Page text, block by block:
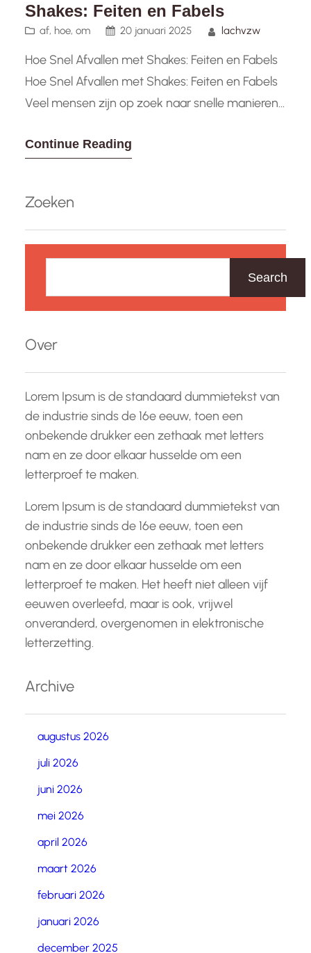
Shakes: Feiten en Fabels
af, hoe, om 20 januari 2025 lachvzw
Hoe Snel Afvallen met Shakes: Feiten en Fabels
Hoe Snel Afvallen met Shakes: Feiten en Fabels
Veel mensen zijn op zoek naar snelle manieren
die vaak wordt overwogen zijn afvalshakes.
maar hoe effectief…
Continue Reading
Zoeken
k
n
Search
Over
Lorem Ipsum is de standaard dummietekst van
de industrie sinds de 16e eeuw, toen een
onbekende drukker een zethaak met letters
nam en ze door elkaar husselde om een
letterproef te maken.
Lorem Ipsum is de standaard dummietekst van
de industrie sinds de 16e eeuw, toen een
onbekende drukker een zethaak met letters
nam en ze door elkaar husselde om een
letterproef te maken. Het heeft niet alleen vijf
eeuwen overleefd, maar is ook, vrijwel
onveranderd, overgenomen in elektronische
letterzetting.
Archive
augustus 2026
juli 2026
juni 2026
mei 2026
april 2026
maart 2026
februari 2026
januari 2026
december 2025